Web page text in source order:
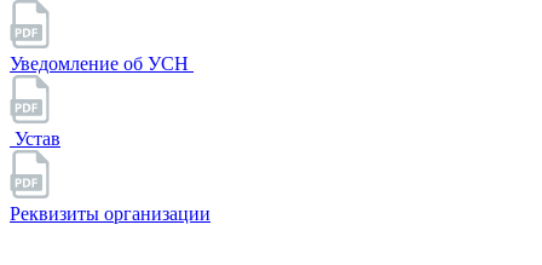
Уведомление об УСН
Устав
Реквизиты организации